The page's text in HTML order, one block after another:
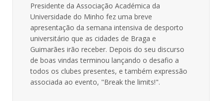
Presidente da Associação Académica da
Universidade do Minho fez uma breve
apresentação da semana intensiva de desporto
universitário que as cidades de Braga e
Guimarães irão receber. Depois do seu discurso
de boas vindas terminou lançando o desafio a
todos os clubes presentes, e também expressão
associada ao evento, "Break the limits!".